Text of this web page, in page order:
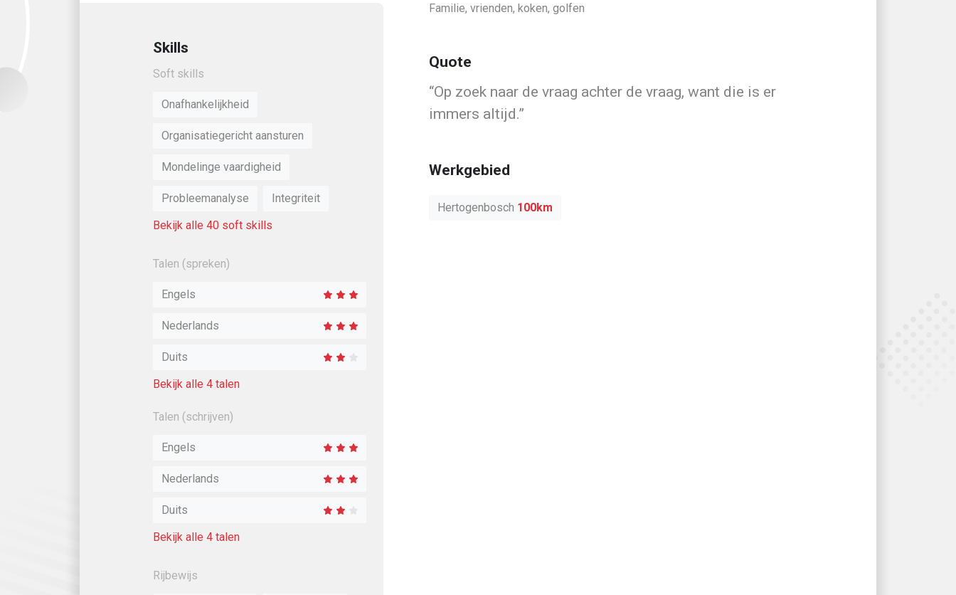
Skills
,Soft skills
Onafhankelijkheid
Organisatiegericht aansturen
Mondelinge vaardigheid
Probleemanalyse
Integriteit
Bekijk alle 40 soft skills
Talen (spreken)
Engels
Nederlands
Duits
Bekijk alle 4 talen
Talen (schrijven)
Engels
Nederlands
Duits
Bekijk alle 4 talen
Rijbewijs
Familie, vrienden, koken, golfen
Quote
Op zoek naar de vraag achter de vraag, want die is er
immers altijd.
Werkgebied
Hertogenbosch 100km
en eerlijke arbeidsmarkt. Doe jij mee?
Directeur At Monday
Aanmelden als werkgever
privacy statement
Aanmelden